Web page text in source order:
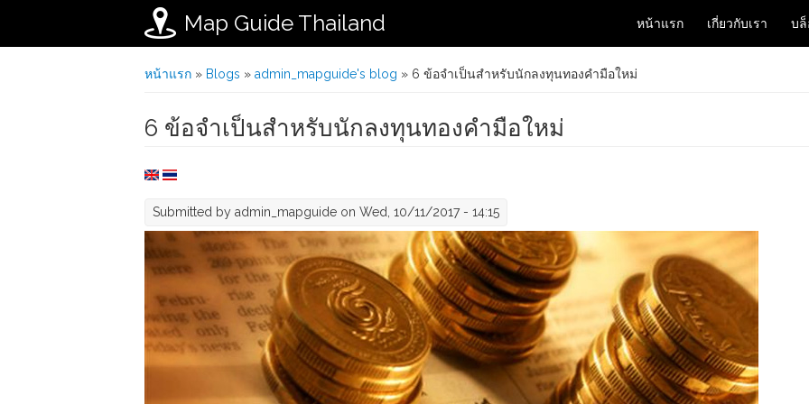
Map Guide Thailand หน้าแรก เกี่ยวกับเรา บล็
You are here
หน้าแรก » Blogs » admin_mapguide's blog » 6 ข้อจำเป็นสำหรับนักลงทุนทองคำมือใหม่
6 ข้อจำเป็นสำหรับนักลงทุนทองคำมือใหม่
Submitted by admin_mapguide on Wed, 10/11/2017 - 14:15